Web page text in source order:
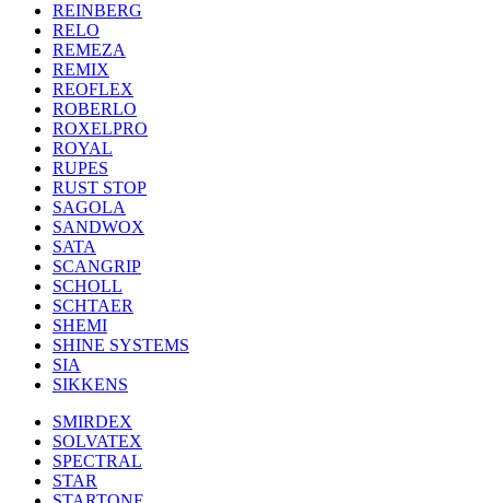
REINBERG
RELO
REMEZA
REMIX
REOFLEX
ROBERLO
ROXELPRO
ROYAL
RUPES
RUST STOP
SAGOLA
SANDWOX
SATA
SCANGRIP
SCHOLL
SCHTAER
SHEMI
SHINE SYSTEMS
SIA
SIKKENS
SMIRDEX
SOLVATEX
SPECTRAL
STAR